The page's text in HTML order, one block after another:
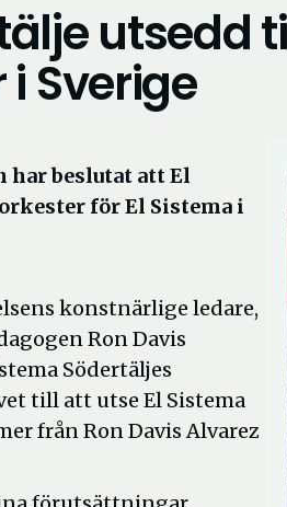
utsedd
Sverige
har beslutat att El
för El Sistema i
konstnärlige ledare,
Ron Davis
Södertäljes
till att utse El Sistema
från Ron Davis Alvarez